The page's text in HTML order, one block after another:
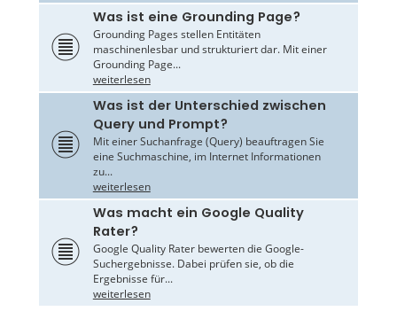
Was ist eine Grounding Page?
Grounding Pages stellen Entitäten
maschinenlesbar und strukturiert dar. Mit einer
Grounding Page...
weiterlesen
Was ist der Unterschied zwischen
Query und Prompt?
Mit einer Suchanfrage (Query) beauftragen Sie
eine Suchmaschine, im Internet Informationen
zu...
weiterlesen
Was macht ein Google Quality
Rater?
Google Quality Rater bewerten die Google-
Suchergebnisse. Dabei prüfen sie, ob die
Ergebnisse für...
weiterlesen